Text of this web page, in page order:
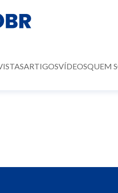
ARTIGOSVÍDEOSQUEM